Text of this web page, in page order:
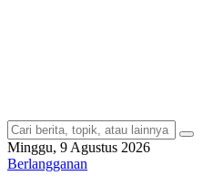
Minggu, 9 Agustus 2026
Berlangganan